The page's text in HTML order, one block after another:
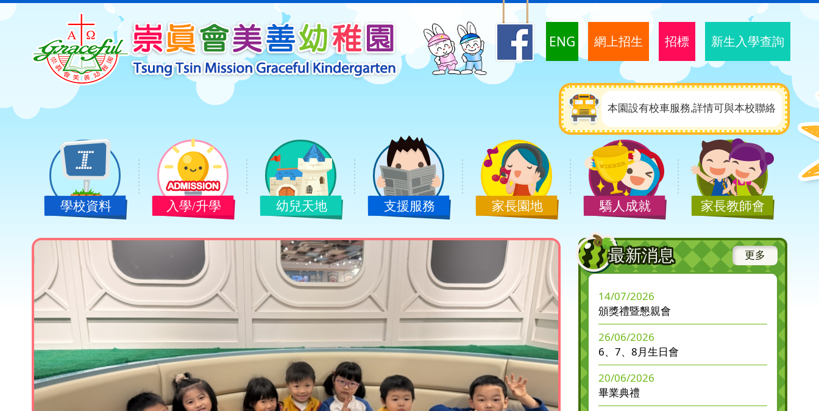
ENG 網上招生 招標 新生入學查詢
本園設有校車服務,詳情可與本校聯絡
學校資料 入學/升學 幼兒天地 支援服務 家長園地 驕人成就 家長教師會
更多
最新消息
14/07/2026
頒獎禮暨懇親會
26/06/2026
6、7、8月生日會
20/06/2026
畢業典禮